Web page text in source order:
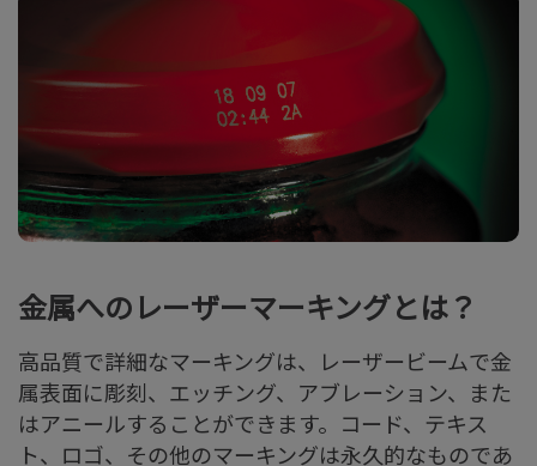
金属へのレーザーマーキングとは？
高品質で詳細なマーキングは、レーザービームで金
属表面に彫刻、エッチング、アブレーション、また
はアニールすることができます。コード、テキス
ト、ロゴ、その他のマーキングは永久的なものであ